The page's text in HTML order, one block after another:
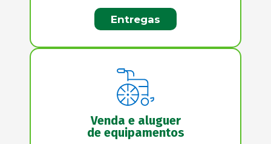
Entregas
Venda e aluguer
de equipamentos